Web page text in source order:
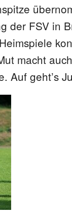
der FSV in
macht
Auf geht’s